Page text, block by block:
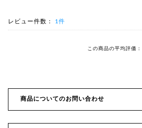
レビュー件数： 1件
この商品の平均評価：
商品についてのお問い合わせ